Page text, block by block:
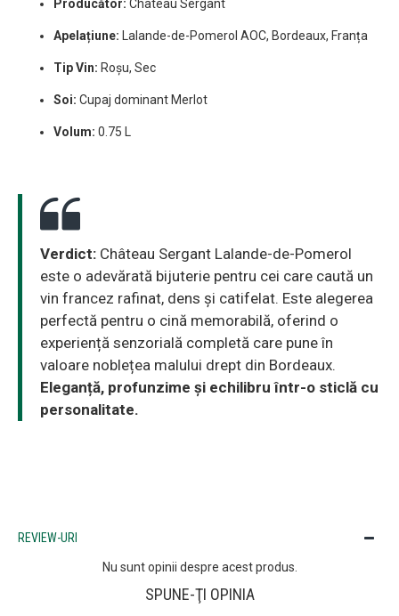
Producător: Château Sergant
Apelațiune: Lalande-de-Pomerol AOC, Bordeaux, Franța
Tip Vin: Roșu, Sec
Soi: Cupaj dominant Merlot
Volum: 0.75 L
Verdict: Château Sergant Lalande-de-Pomerol
este o adevărată bijuterie pentru cei care caută un
vin francez rafinat, dens și catifelat. Este alegerea
perfectă pentru o cină memorabilă, oferind o
experiență senzorială completă care pune în
valoare noblețea malului drept din Bordeaux.
Eleganță, profunzime și echilibru într-o sticlă cu
personalitate.
REVIEW-URI
Nu sunt opinii despre acest produs.
SPUNE-ŢI OPINIA